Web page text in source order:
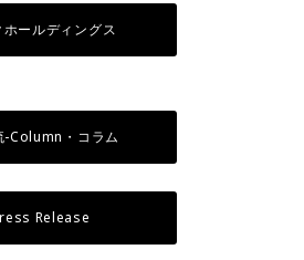
ールディングス
-Column・コラム
Release